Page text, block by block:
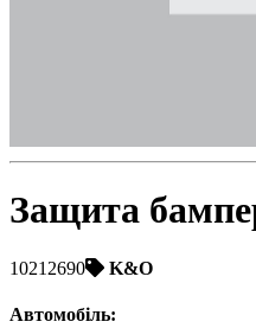
Защита
10212690 K&O
Автомобіль: